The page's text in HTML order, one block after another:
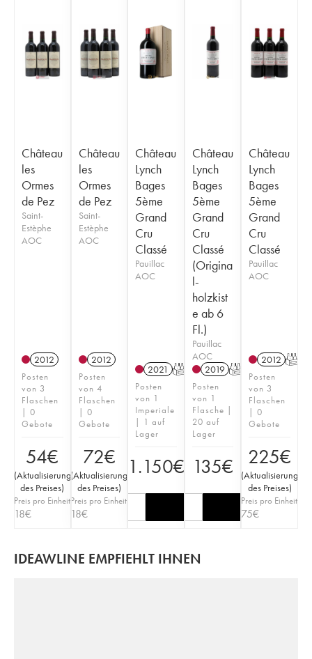
Château
les
Ormes
de Pez
Saint-
Estèphe
AOC
2012
Posten
von 3
Flaschen
| 0
Gebote
54€
(Aktualisierung
des Preises)
Preis pro Einheit
18€
Château
les
Ormes
de Pez
Saint-
Estèphe
AOC
2012
Posten
von 4
Flaschen
| 0
Gebote
72€
(Aktualisierung
des Preises)
Preis pro Einheit
18€
Château
Lynch
Bages
5ème
Grand
Cru
Classé
Pauillac
AOC
2021 T
Posten
von 1
Imperiale
| 1 auf
Lager
1.150€
Château
Lynch
Bages
5ème
Grand
Cru
Classé
(Origina
l-
holzkist
e ab 6
Fl.)
Pauillac
AOC
2019 T
Posten
von 1
Flasche |
20 auf
Lager
135€
Château
Lynch
Bages
5ème
Grand
Cru
Classé
Pauillac
AOC
2012 T
Posten
von 3
Flaschen
| 0
Gebote
225€
(Aktualisierung
des Preises)
Preis pro Einheit
75€
IDEAWLINE EMPFIEHLT IHNEN